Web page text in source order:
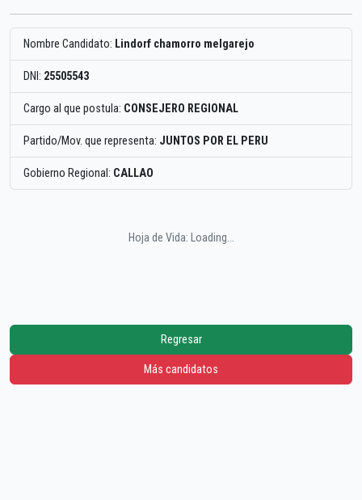
Nombre Candidato: Lindorf chamorro melgarejo
DNI: 25505543
Cargo al que postula: CONSEJERO REGIONAL
Partido/Mov. que representa: JUNTOS POR EL PERU
Gobierno Regional: CALLAO
Hoja de Vida: Loading...
Regresar
Más candidatos